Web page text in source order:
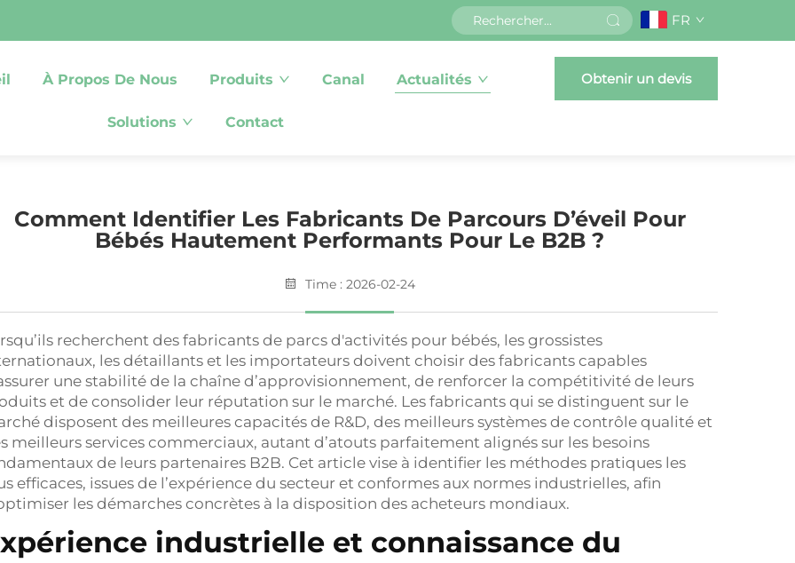
FR
À Propos De Nous Produits Canal Actualités
Solutions Contact
Obtenir un devis
Comment Identifier Les Fabricants De Parcours D’éveil Pour
Bébés Hautement Performants Pour Le B2B ?
Time : 2026-02-24
recherchent des fabricants de parcs d'activités pour bébés, les grossistes
les détaillants et les importateurs doivent choisir des fabricants capables
une stabilité de la chaîne d’approvisionnement, de renforcer la compétitivité de leurs
et de consolider leur réputation sur le marché. Les fabricants qui se distinguent sur le
disposent des meilleures capacités de R&D, des meilleurs systèmes de contrôle qualité et
meilleurs services commerciaux, autant d’atouts parfaitement alignés sur les besoins
de leurs partenaires B2B. Cet article vise à identifier les méthodes pratiques les
efficaces, issues de l’expérience du secteur et conformes aux normes industrielles, afin
les démarches concrètes à la disposition des acheteurs mondiaux.
industrielle et connaissance du